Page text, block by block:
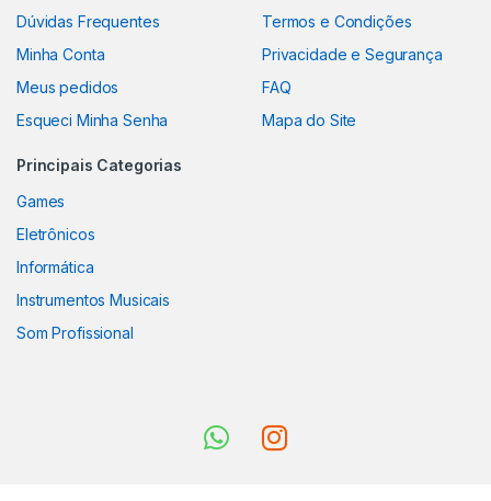
Dúvidas Frequentes
Minha Conta
Meus pedidos
Esqueci Minha Senha
Termos e Condições
Privacidade e Segurança
FAQ
Mapa do Site
Principais Categorias
Games
Eletrônicos
Informática
Instrumentos Musicais
Som Profissional